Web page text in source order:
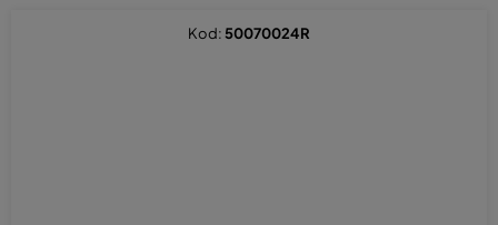
Kod: 50070024R